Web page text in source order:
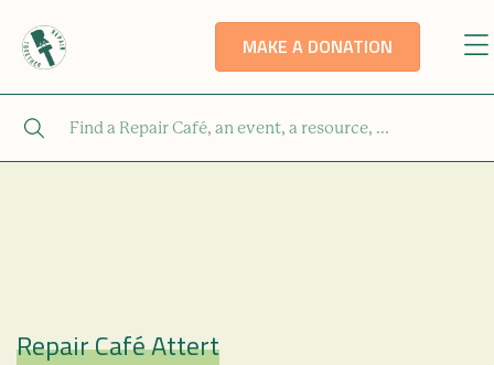
MAKE A DONATION
Repair Café
Repair Café Attert